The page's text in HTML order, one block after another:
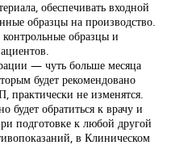
обеспечивать входной
образцы на производство.
образцы и
— чуть больше месяца
будет рекомендовано
не изменятся.
обратиться к врачу и
подготовке к любой другой
в Клиническом